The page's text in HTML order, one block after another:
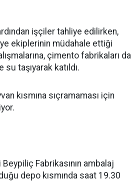
işçiler tahliye edilirken,
ekiplerinin müdahale ettiği
çimento fabrikaları da
taşıyarak katıldı.
kısmına sıçramaması için
Fabrikasının ambalaj
depo kısmında saat 19.30